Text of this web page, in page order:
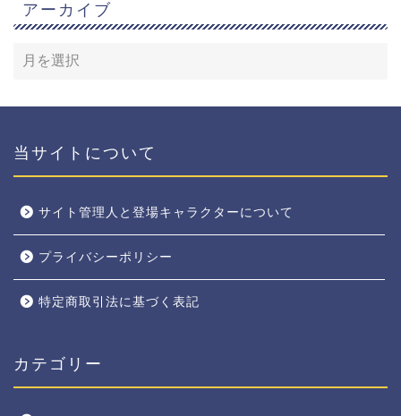
アーカイブ
当サイトについて
サイト管理人と登場キャラクターについて
プライバシーポリシー
特定商取引法に基づく表記
カテゴリー